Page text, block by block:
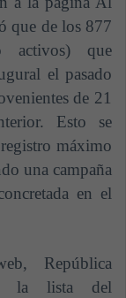
que de los 877
activos) que
el pasado
de 21
Esto se
máximo
una campaña
en el
República
la lista del